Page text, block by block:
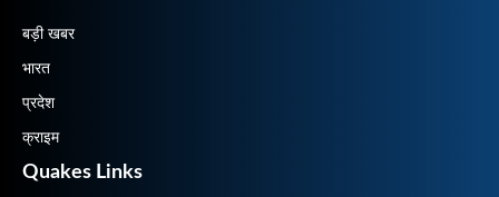
बड़ी खबर
भारत
प्रदेश
क्राइम
Quakes Links